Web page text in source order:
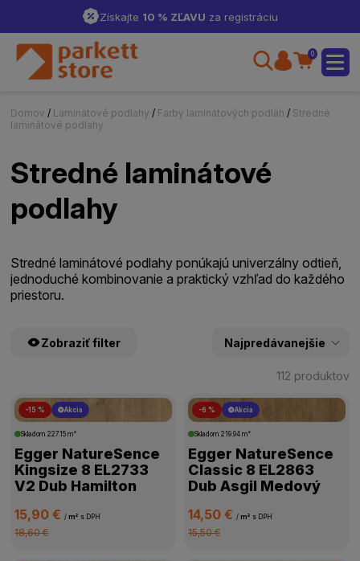
Získajte 10 % ZĽAVU za registráciu
0
Domov / Laminátové podlahy / Farby laminátových podláh / Stredné
laminátové podlahy
Stredné laminátové
podlahy
Stredné laminátové podlahy ponúkajú univerzálny odtieň,
jednoduché kombinovanie a praktický vzhľad do každého
priestoru.
Zobraziť filter
112 produktov
ŠTÍTKY PRODUKTOV
CENA
-15 % Akcia
Skladom227.15 m²
Egger NatureSence
Kingsize 8 EL2733
V2 Dub Hamilton
15,90 €/ m² s DPH
18,60 €
-6 % Akcia
Skladom 219.94 m²
Egger NatureSence
Classic 8 EL2863
Dub Asgil Medový
14,50 € / m² s DPH
15,50 €